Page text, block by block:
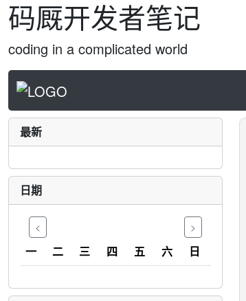
码厩开发者笔记
coding in a complicated world
最新
日期
< >
一 二 三 四 五 六 日